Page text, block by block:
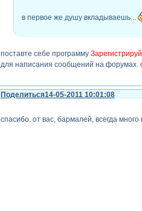
в первое же душу вкладываешь...
поставте себе программу
для написания сообщений на форумах.
Поделиться14-05-2011 10:01:08
спасибо. от вас, бармалей, всегда много